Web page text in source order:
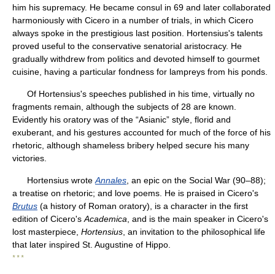
him his supremacy. He became consul in 69 and later collaborated
harmoniously with Cicero in a number of trials, in which Cicero
always spoke in the prestigious last position. Hortensius's talents
proved useful to the conservative senatorial aristocracy. He
gradually withdrew from politics and devoted himself to gourmet
cuisine, having a particular fondness for lampreys from his ponds.
Of Hortensius's speeches published in his time, virtually no
fragments remain, although the subjects of 28 are known.
Evidently his oratory was of the “Asianic” style, florid and
exuberant, and his gestures accounted for much of the force of his
rhetoric, although shameless bribery helped secure his many
victories.
Hortensius wrote Annales , an epic on the Social War (90–88);
a treatise on rhetoric; and love poems. He is praised in Cicero's
Brutus (a history of Roman oratory), is a character in the first
edition of Cicero's Academica , and is the main speaker in Cicero's
lost masterpiece, Hortensius , an invitation to the philosophical life
that later inspired St. Augustine of Hippo.
* * *